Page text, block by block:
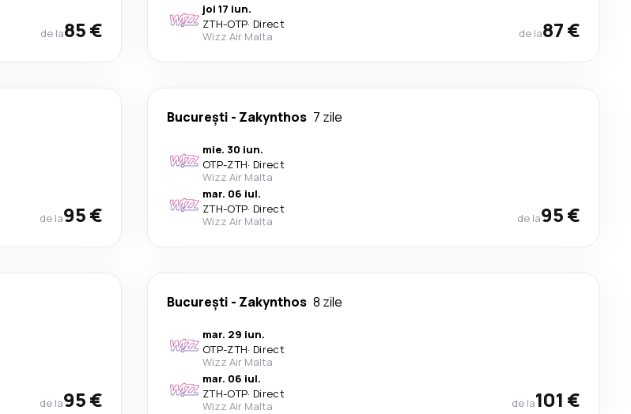
de la85 €
joi 17 iun.
ZTH-OTP· Direct
Wizz Air Malta
de la87 €
de la95 €
București - Zakynthos 7 zile
mie. 30 iun.
OTP-ZTH· Direct
Wizz Air Malta
mar. 06 iul.
ZTH-OTP· Direct
Wizz Air Malta
de la95 €
de la95 €
București - Zakynthos 8 zile
mar. 29 iun.
OTP-ZTH· Direct
Wizz Air Malta
mar. 06 iul.
ZTH-OTP· Direct
Wizz Air Malta
de la101 €